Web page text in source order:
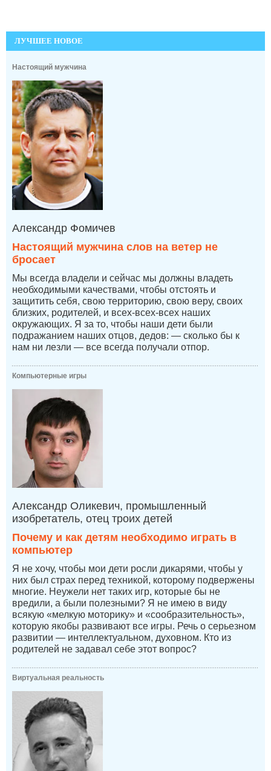
ЛУЧШЕЕ НОВОЕ
Настоящий мужчина
Александр Фомичев
Настоящий мужчина слов на ветер не
бросает
Мы всегда владели и сейчас мы должны владеть
необходимыми качествами, чтобы отстоять и
защитить себя, свою территорию, свою веру, своих
близких, родителей, и всех-всех-всех наших
окружающих. Я за то, чтобы наши дети были
подражанием наших отцов, дедов: — сколько бы к
нам ни лезли — все всегда получали отпор.
Компьютерные игры
Александр Оликевич, промышленный
изобретатель, отец троих детей
Почему и как детям необходимо играть в
компьютер
Я не хочу, чтобы мои дети росли дикарями, чтобы у
них был страх перед техникой, которому подвержены
многие. Неужели нет таких игр, которые бы не
вредили, а были полезными? Я не имею в виду
всякую «мелкую моторику» и «сообразительность»,
которую якобы развивают все игры. Речь о серьезном
развитии — интеллектуальном, духовном. Кто из
родителей не задавал себе этот вопрос?
Виртуальная реальность